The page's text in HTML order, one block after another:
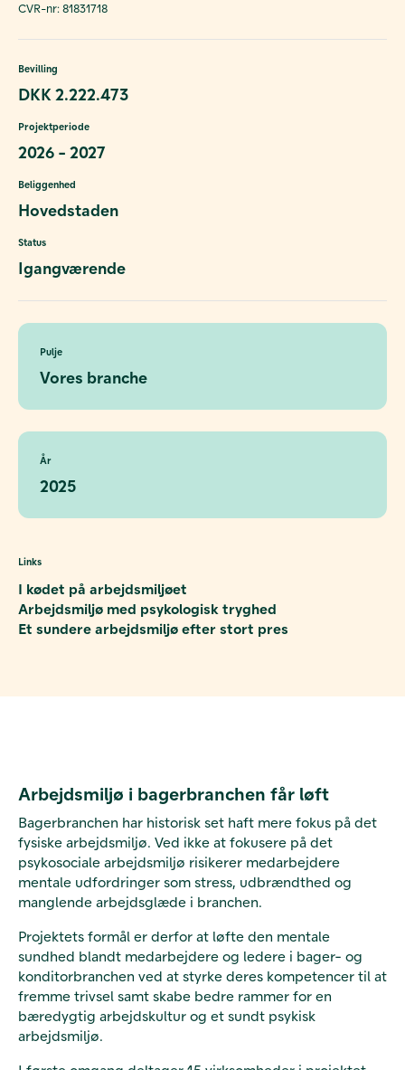
CVR-nr: 81831718
Bevilling
DKK 2.222.473
Projektperiode
2026 - 2027
Beliggenhed
Hovedstaden
Status
Igangværende
Pulje
Vores branche
År
2025
Links
I kødet på arbejdsmiljøet
Arbejdsmiljø med psykologisk tryghed
Et sundere arbejdsmiljø efter stort pres
Arbejdsmiljø i bagerbranchen får løft
Bagerbranchen har historisk set haft mere fokus på det
fysiske arbejdsmiljø. Ved ikke at fokusere på det
psykosociale arbejdsmiljø risikerer medarbejdere
mentale udfordringer som stress, udbrændthed og
manglende arbejdsglæde i branchen.
Projektets formål er derfor at løfte den mentale
sundhed blandt medarbejdere og ledere i bager- og
konditorbranchen ved at styrke deres kompetencer til at
fremme trivsel samt skabe bedre rammer for en
bæredygtig arbejdskultur og et sundt psykisk
arbejdsmiljø.